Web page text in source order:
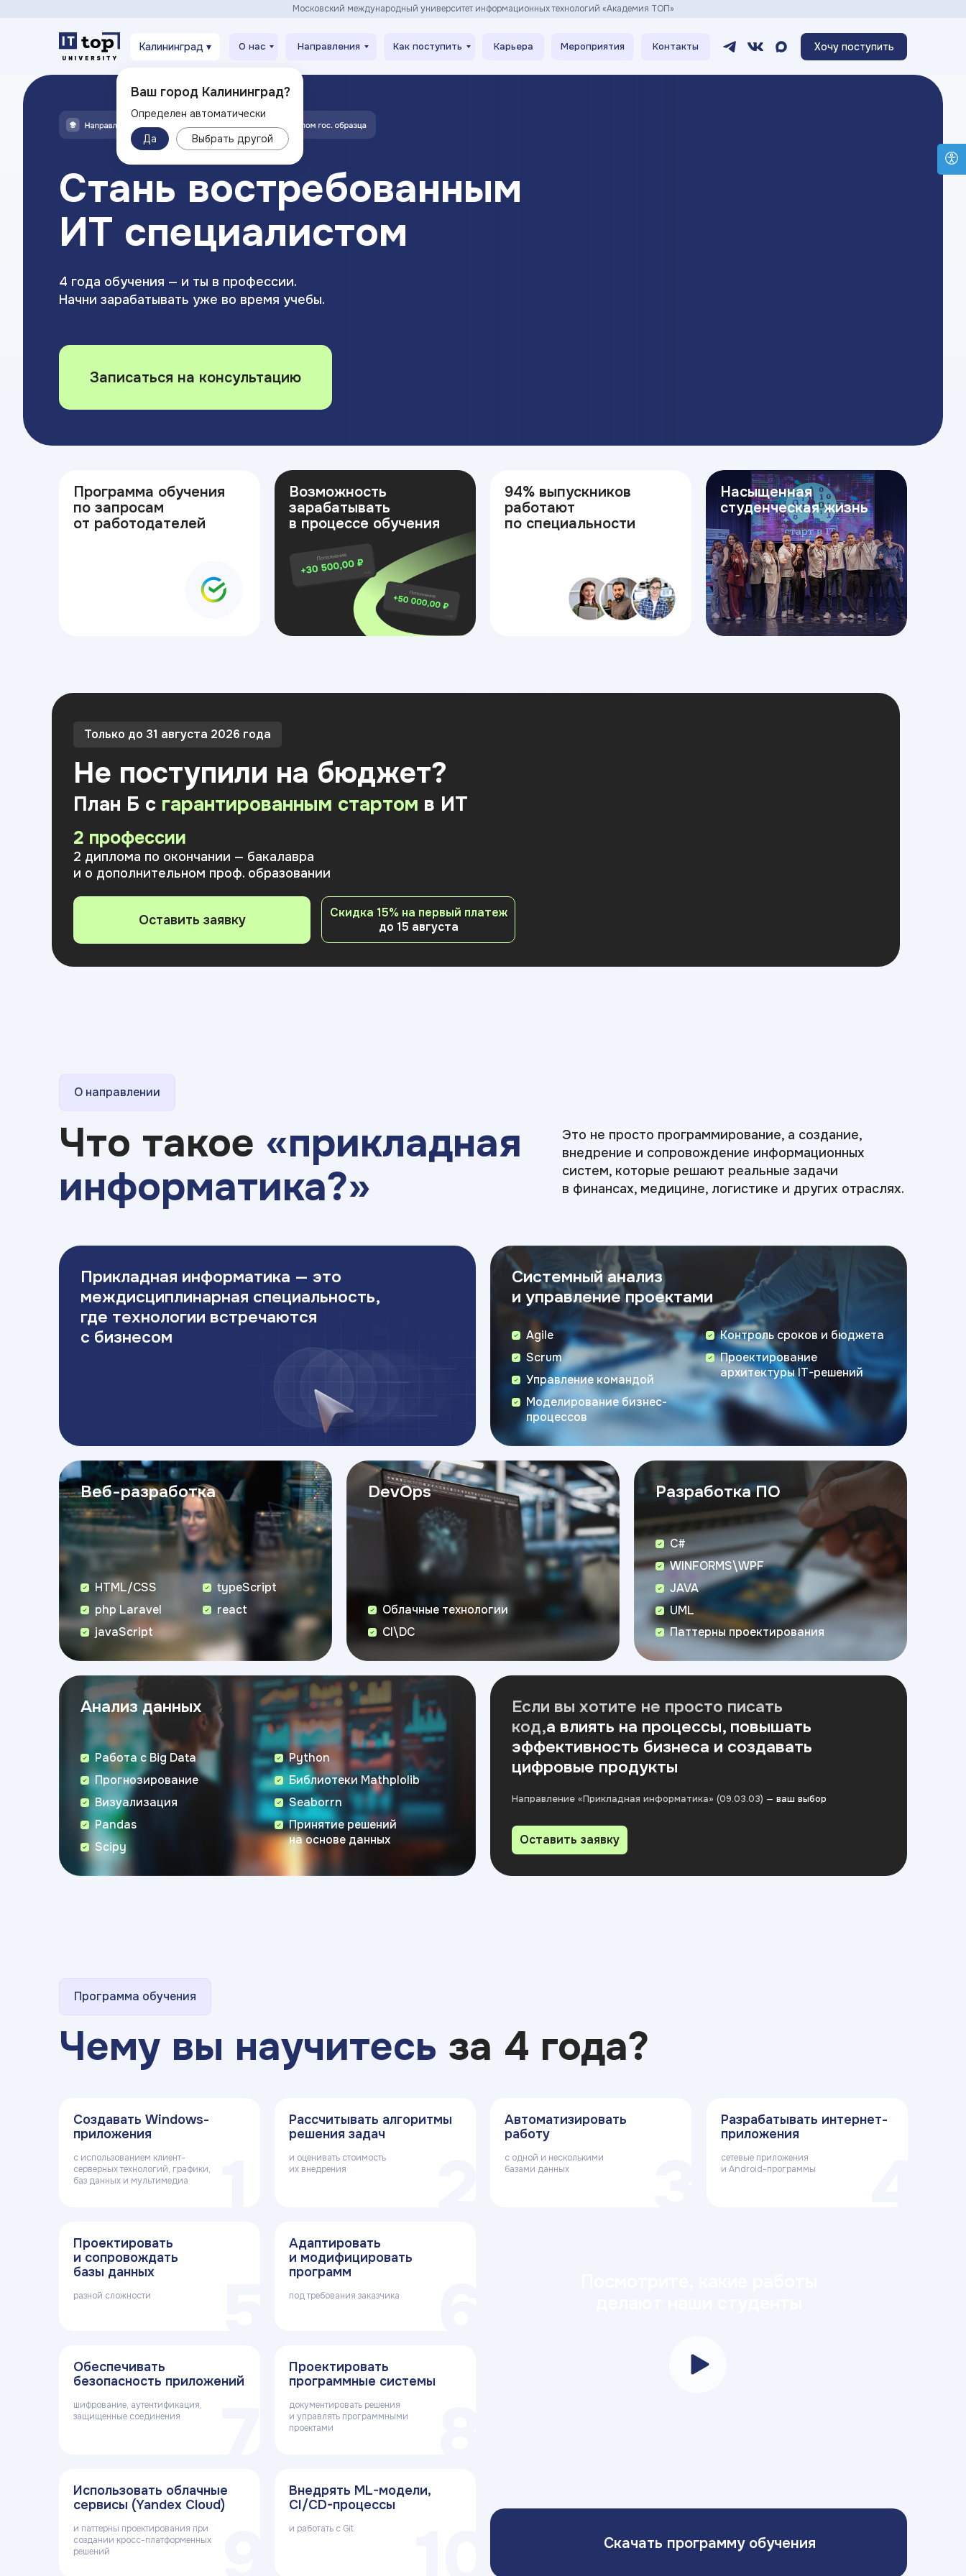
Ваш город Калининград?
Да Выбрать другой
Определен автоматически
Калининград ▾ Карьера Мероприятия
О нас Направления Как поступить Контакты Хочу поступить
Московский международный университет информационных технологий «Академия ТОП»
Стань востребованным
ИТ специалистом
4 года обучения — и ты в профессии.
Начни зарабатывать уже во время учебы.
Записаться на консультацию
Программа обучения
по запросам
от работодателей
Возможность
зарабатывать
в процессе обучения
Насыщенная
студенческая жизнь
94% выпускников
работают
по специальности
Не поступили на бюджет?
План Б с гарантированным стартом в ИТ
Оставить заявку
Только до 31 августа 2026 года
Скидка 15% на первый платеж
до 15 августа
2 профессии
2 диплома по окончании — бакалавра
и о дополнительном проф. образовании
Что такое «прикладная
информатика?»
Это не просто программирование, а создание,
внедрение и сопровождение информационных
систем, которые решают реальные задачи
в финансах, медицине, логистике и других отраслях.
О направлении
Прикладная информатика — это
междисциплинарная специальность,
где технологии встречаются
с бизнесом
Системный анализ
и управление проектами
Моделирование бизнес-
процессов
Управление командой
Проектирование
архитектуры IT-решений
Контроль сроков и бюджета
Scrum
Agile
Если вы хотите не просто писать
код,а влиять на процессы, повышать
эффективность бизнеса и создавать
цифровые продукты
Направление «Прикладная информатика» (09.03.03) — ваш выбор
Оставить заявку
Scipy
Pandas
Визуализация
Прогнозирование
Принятие решений
на основе данных
Seaborrn
Библиотеки Mathplolib
Python
Работа с Big Data
Анализ данных
javaScript
react
typeScript
php Laravel
HTML/CSS
Веб-разработка
Паттерны проектирования
UML
JAVA
WINFORMS\WPF
C#
Разработка ПО
CI\DC
Облачные технологии
DevOps
Чему вы научитесь за 4 года?
Программа обучения
Внедрять ML-модели,
CI/CD-процессы
и работать с Git
Использовать облачные
сервисы (Yandex Cloud)
и паттерны проектирования при
создании кросс-платформенных
решений
Проектировать
программные системы
документировать решения
и управлять программными
проектами
Обеспечивать
безопасность приложений
шифрование, аутентификация,
защищенные соединения
Адаптировать
и модифицировать
программ
под требования заказчика
Проектировать
и сопровождать
базы данных
разной сложности
Разрабатывать интернет-
приложения
сетевые приложения
и Android-программы
Автоматизировать
работу
с одной и несколькими
базами данных
Рассчитывать алгоритмы
решения задач
и оценивать стоимость
их внедрения
Создавать Windows-
приложения
с использованием клиент-
серверных технологий, графики,
баз данных и мультимедиа
Скачать программу обучения